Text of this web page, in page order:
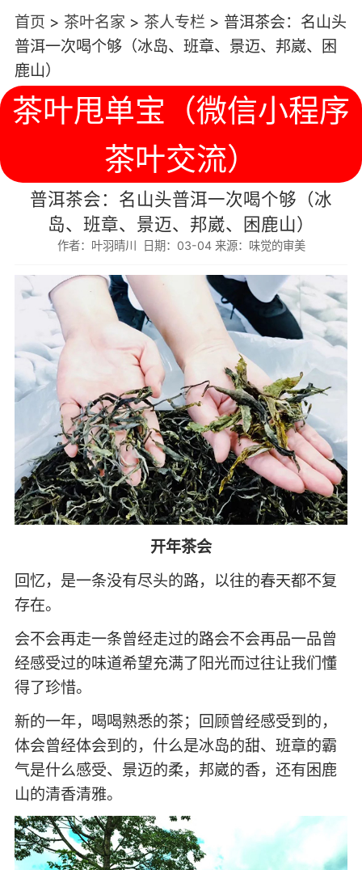
首页 > 茶叶名家> 茶人专栏> 普洱茶会：名山头
普洱一次喝个够（冰岛、班章、景迈、邦崴、困
鹿山）
茶叶甩单宝（微信小程序
茶叶交流）
普洱茶会：名山头普洱一次喝个够（冰
岛、班章、景迈、邦崴、困鹿山）
作者：叶羽晴川 日期：03-04 来源：味觉的审美
开年茶会
回忆，是一条没有尽头的路，以往的春天都不复
存在。
会不会再走一条曾经走过的路会不会再品一品曾
经感受过的味道希望充满了阳光而过往让我们懂
得了珍惜。
新的一年，喝喝熟悉的茶；回顾曾经感受到的，
体会曾经体会到的，什么是冰岛的甜、班章的霸
气是什么感受、景迈的柔，邦崴的香，还有困鹿
山的清香清雅。